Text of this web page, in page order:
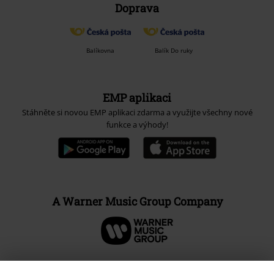
Doprava
Balíkovna Balík Do ruky
EMP aplikaci
Stáhněte si novou EMP aplikaci zdarma a využijte všechny nové
funkce a výhody!
A Warner Music Group Company